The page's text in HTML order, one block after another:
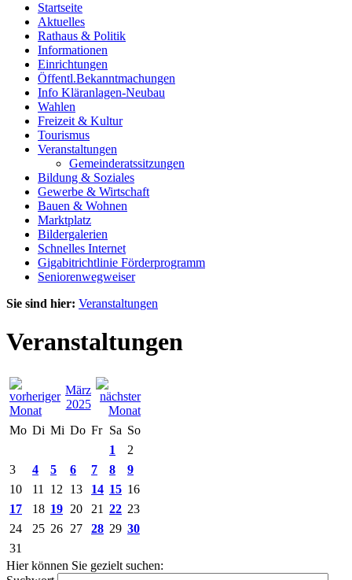
Startseite
Aktuelles
Rathaus & Politik
Informationen
Einrichtungen
Öffentl.Bekanntmachungen
Info Kläranlagen-Neubau
Wahlen
Freizeit & Kultur
Tourismus
Veranstaltungen
Gemeinderatssitzungen
Bildung & Soziales
Gewerbe & Wirtschaft
Bauen & Wohnen
Marktplatz
Bildergalerien
Schnelles Internet
Gigabitrichtlinie Förderprogramm
Seniorenwegweiser
Sie sind hier: Veranstaltungen
Veranstaltungen
März
2025
Mo Di Mi Do Fr Sa So
1
2
3
4 5 6 7 8
9
10
11 12 13 14 15 16
17
18 19 20 21 22 23
24
25 26 27 28 29 30
31
Hier können Sie gezielt suchen: